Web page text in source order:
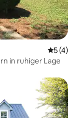
5 (4)
in ruhiger Lage